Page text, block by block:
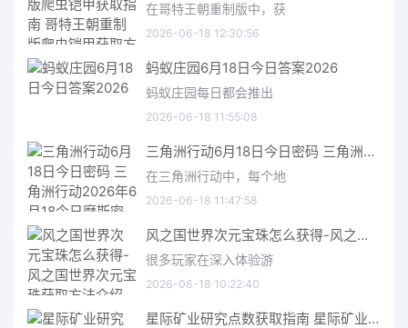
在哥特王朝重制版中，获
2026-06-18 12:30:56
蚂蚁庄园6月18日今日答案2026
蚂蚁庄园每日都会推出
2026-06-18 11:55:08
三角洲行动6月18日今日密码 三角洲行动2026年6月18今日摩斯密码分享
在三角洲行动中，每个地
2026-06-18 11:47:58
风之国世界次元宝珠怎么获得-风之国世界次元宝珠获取方法介绍
很多玩家在深入体验游
2026-06-18 10:22:40
星际矿业研究点数获取指南 星际矿业研究点数获取方法